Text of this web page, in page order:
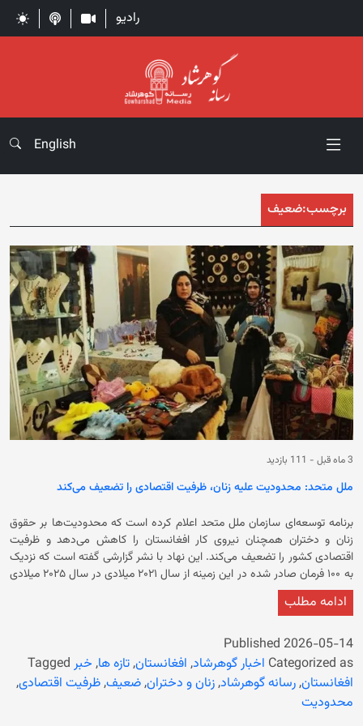
رادیو
English
برچسب:ضعیف
3 ماه قبل - 111 بازدید
ملل متحد: محدودیت علیه زنان، ظرفیت اقتصادی را تضعیف می‌کند
برنامه توسعه‌ای سازمان ملل متحد اعلام کرده است که محدودیت‌ها بر حقوق
زنان و دختران همچنان نیروی کار افغانستان را کاهش می‌دهد و ظرفیت
اقتصادی کشور را تضعیف می‌کند. این نهاد با نشر گزارشی گفته است که نزدیک
به ۱۰۰ فرمان صادر شده در این زمینه از سال ۲۰۲۱ میلادی در سال ۲۰۲۵ میلادی
کلینیک به دلیل کاهش بودجه مجبور به تعطیلی یا کاهش خدمات شدند و
سهم افرادی که قادر به دسترسی به مراقبت‌های بهداشتی نیستند را از ۱۶ درصد
ادامه مطلب
Published 2026-05-14
Categorized as اخبار گوهرشاد, افغانستان,تازه ها, خبر Tagged
افغانستان,رسانه گوهرشاد,زنان و دختران,ضعیف,ظرفیت اقتصادی,
محدودیت